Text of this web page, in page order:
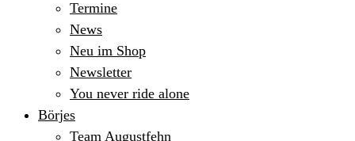
Termine
News
Neu im Shop
Newsletter
You never ride alone
Börjes
Team Augustfehn